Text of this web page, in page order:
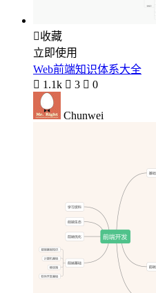
收藏
立即使用
Web前端知识体系大全
 1.1k  3  0
Chunwei